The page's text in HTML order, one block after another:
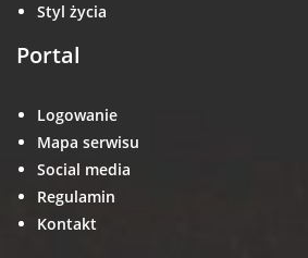
Styl życia
Portal
Logowanie
Mapa serwisu
Social media
Regulamin
Kontakt